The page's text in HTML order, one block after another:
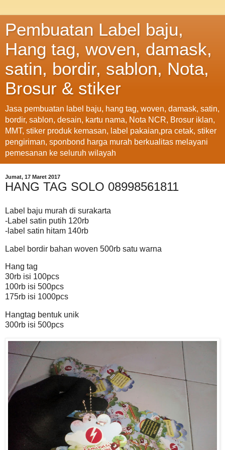
Pembuatan Label baju,
Hang tag, woven, damask,
satin, bordir, sablon, Nota,
Brosur & stiker
Jasa pembuatan label baju, hang tag, woven, damask, satin,
bordir, sablon, desain, kartu nama, Nota NCR, Brosur iklan,
MMT, stiker produk kemasan, label pakaian,pra cetak, stiker
pengiriman, sponbond harga murah berkualitas melayani
pemesanan ke seluruh wilayah
Jumat, 17 Maret 2017
HANG TAG SOLO 08998561811
Label baju murah di surakarta
-Label satin putih 120rb
-label satin hitam 140rb
Label bordir bahan woven 500rb satu warna
Hang tag
30rb isi 100pcs
100rb isi 500pcs
175rb isi 1000pcs
Hangtag bentuk unik
300rb isi 500pcs